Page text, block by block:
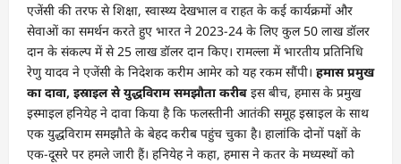
एजेंसी की तरफ से शिक्षा, स्वास्थ्य देखभाल व राहत के कई कार्यक्रमों और
सेवाओं का समर्थन करते हुए भारत ने 2023-24 के लिए कुल 50 लाख डॉलर
दान के संकल्प में से 25 लाख डॉलर दान किए। रामल्ला में भारतीय प्रतिनिधि
रेणु यादव ने एजेंसी के निदेशक करीम आमेर को यह रकम सौंपी। हमास प्रमुख
का दावा, इस्राइल से युद्धविराम समझौता करीब इस बीच, हमास के प्रमुख
इस्माइल हनियेह ने दावा किया है कि फलस्तीनी आतंकी समूह इस्राइल के साथ
एक युद्धविराम समझौते के बेहद करीब पहुंच चुका है। हालांकि दोनों पक्षों के
एक-दूसरे पर हमले जारी हैं। हनियेह ने कहा, हमास ने कतर के मध्यस्थों को